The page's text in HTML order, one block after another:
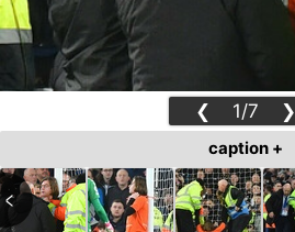
❮ 1/7 ❯
caption +